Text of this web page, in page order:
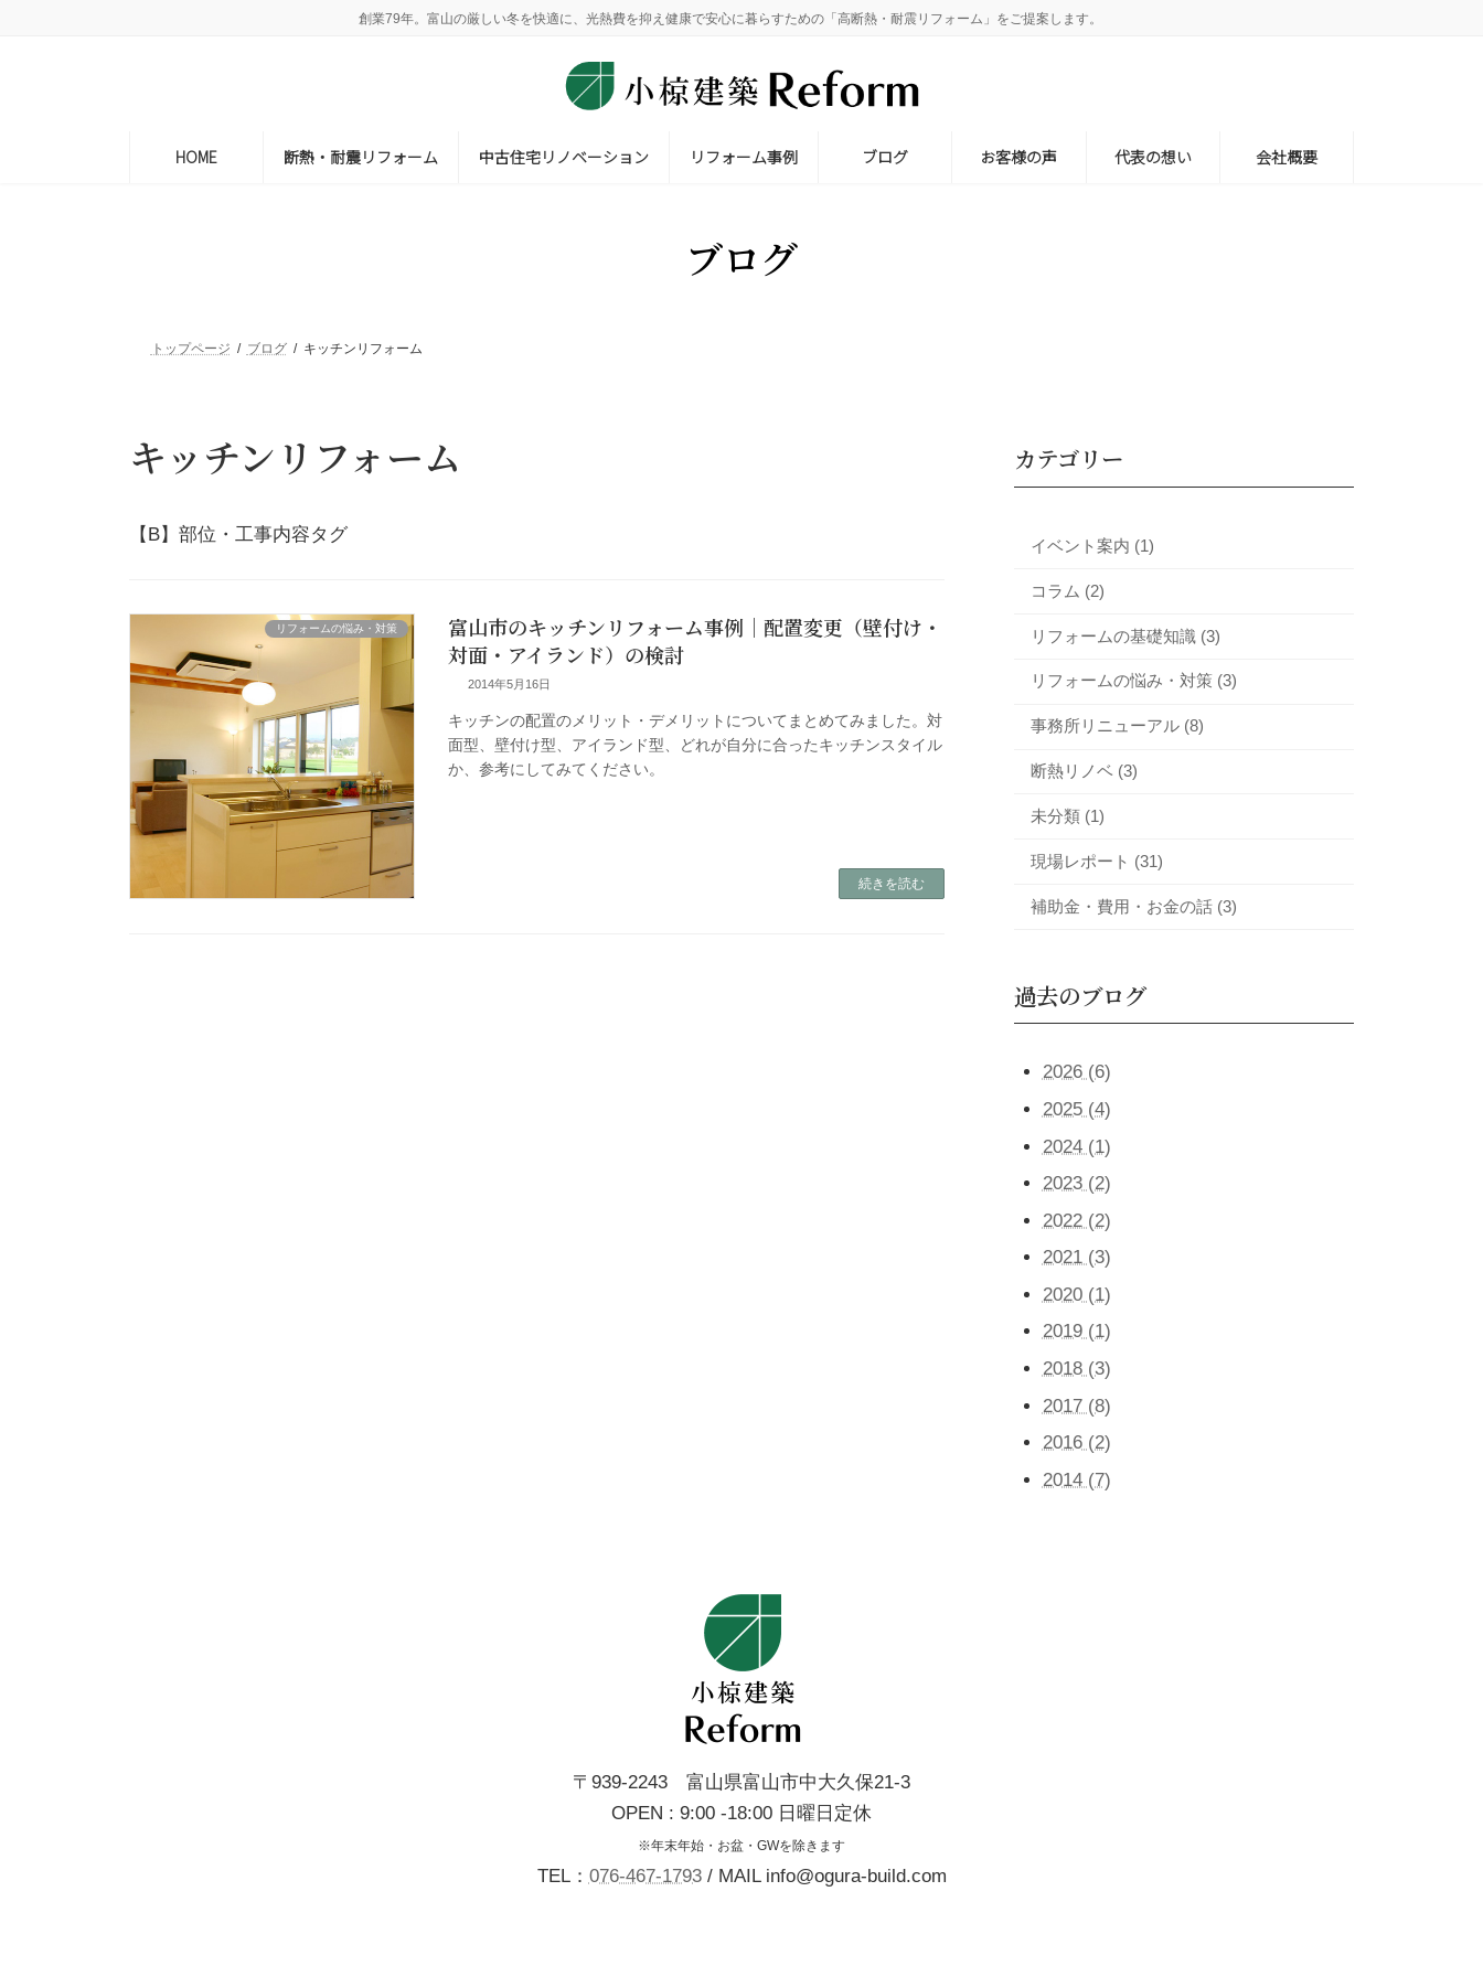
創業79年。富山の厳しい冬を快適に、光熱費を抑え健康で安心に暮らすための「高断熱・耐震リフォーム」をご提案します。
HOME 断熱・耐震リフォーム 中古住宅リノベーション リフォーム事例 ブログ お客様の声 代表の想い 会社概要
ブログ
トップページ ブログ キッチンリフォーム
キッチンリフォーム
【B】部位・工事内容タグ
リフォームの悩み・対策
富山市のキッチンリフォーム事例｜配置変更（壁付け・
対面・アイランド）の検討
2014年5月16日
キッチンの配置のメリット・デメリットについてまとめてみました。対
面型、壁付け型、アイランド型、どれが自分に合ったキッチンスタイル
か、参考にしてみてください。
続きを読む
カテゴリー
イベント案内 (1)
コラム (2)
リフォームの基礎知識 (3)
リフォームの悩み・対策 (3)
事務所リニューアル (8)
断熱リノベ (3)
未分類 (1)
現場レポート (31)
補助金・費用・お金の話 (3)
過去のブログ
2026 (6)
2025 (4)
2024 (1)
2023 (2)
2022 (2)
2021 (3)
2020 (1)
2019 (1)
2018 (3)
2017 (8)
2016 (2)
2014 (7)
〒939-2243 富山県富山市中大久保21-3
OPEN : 9:00 -18:00 日曜日定休
※年末年始・お盆・GWを除きます
TEL： 076-467-1793/ MAIL info@ogura-build.com